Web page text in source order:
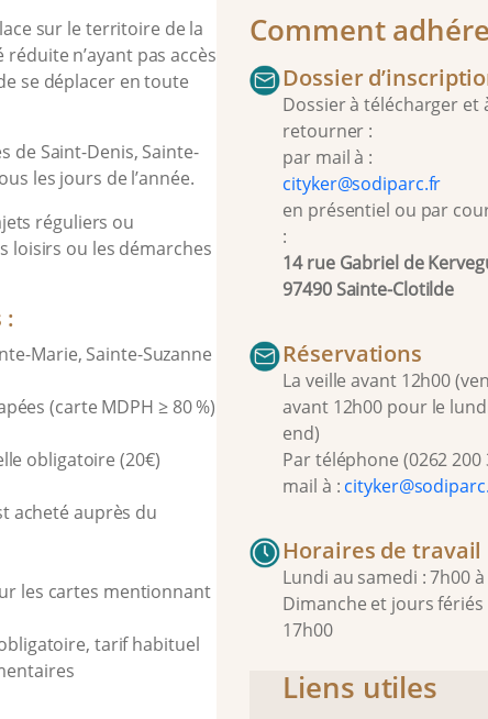
sur le territoire de la
n’ayant pas accès
se déplacer en toute
de Saint-Denis, Sainte-
les jours de l’année.
réguliers ou
loisirs ou les démarches
:
Marie, Sainte-Suzanne
(carte MDPH ≥ 80 %)
obligatoire (20€)
acheté auprès du
les cartes mentionnant
tarif habituel
Comment
Dossier
Dossier à télécharger et
retourner :
par mail à :
cityker@sodiparc.fr
en présentiel ou par
:
14 rue Gabriel de
97490 Sainte-Clotilde
Réservations
La veille avant 12h00
avant 12h00 pour le
end)
Par téléphone (0262 200
mail à :
Horaires de travail
Lundi au samedi : 7h00
Dimanche et jours fériés
17h00
Liens utiles